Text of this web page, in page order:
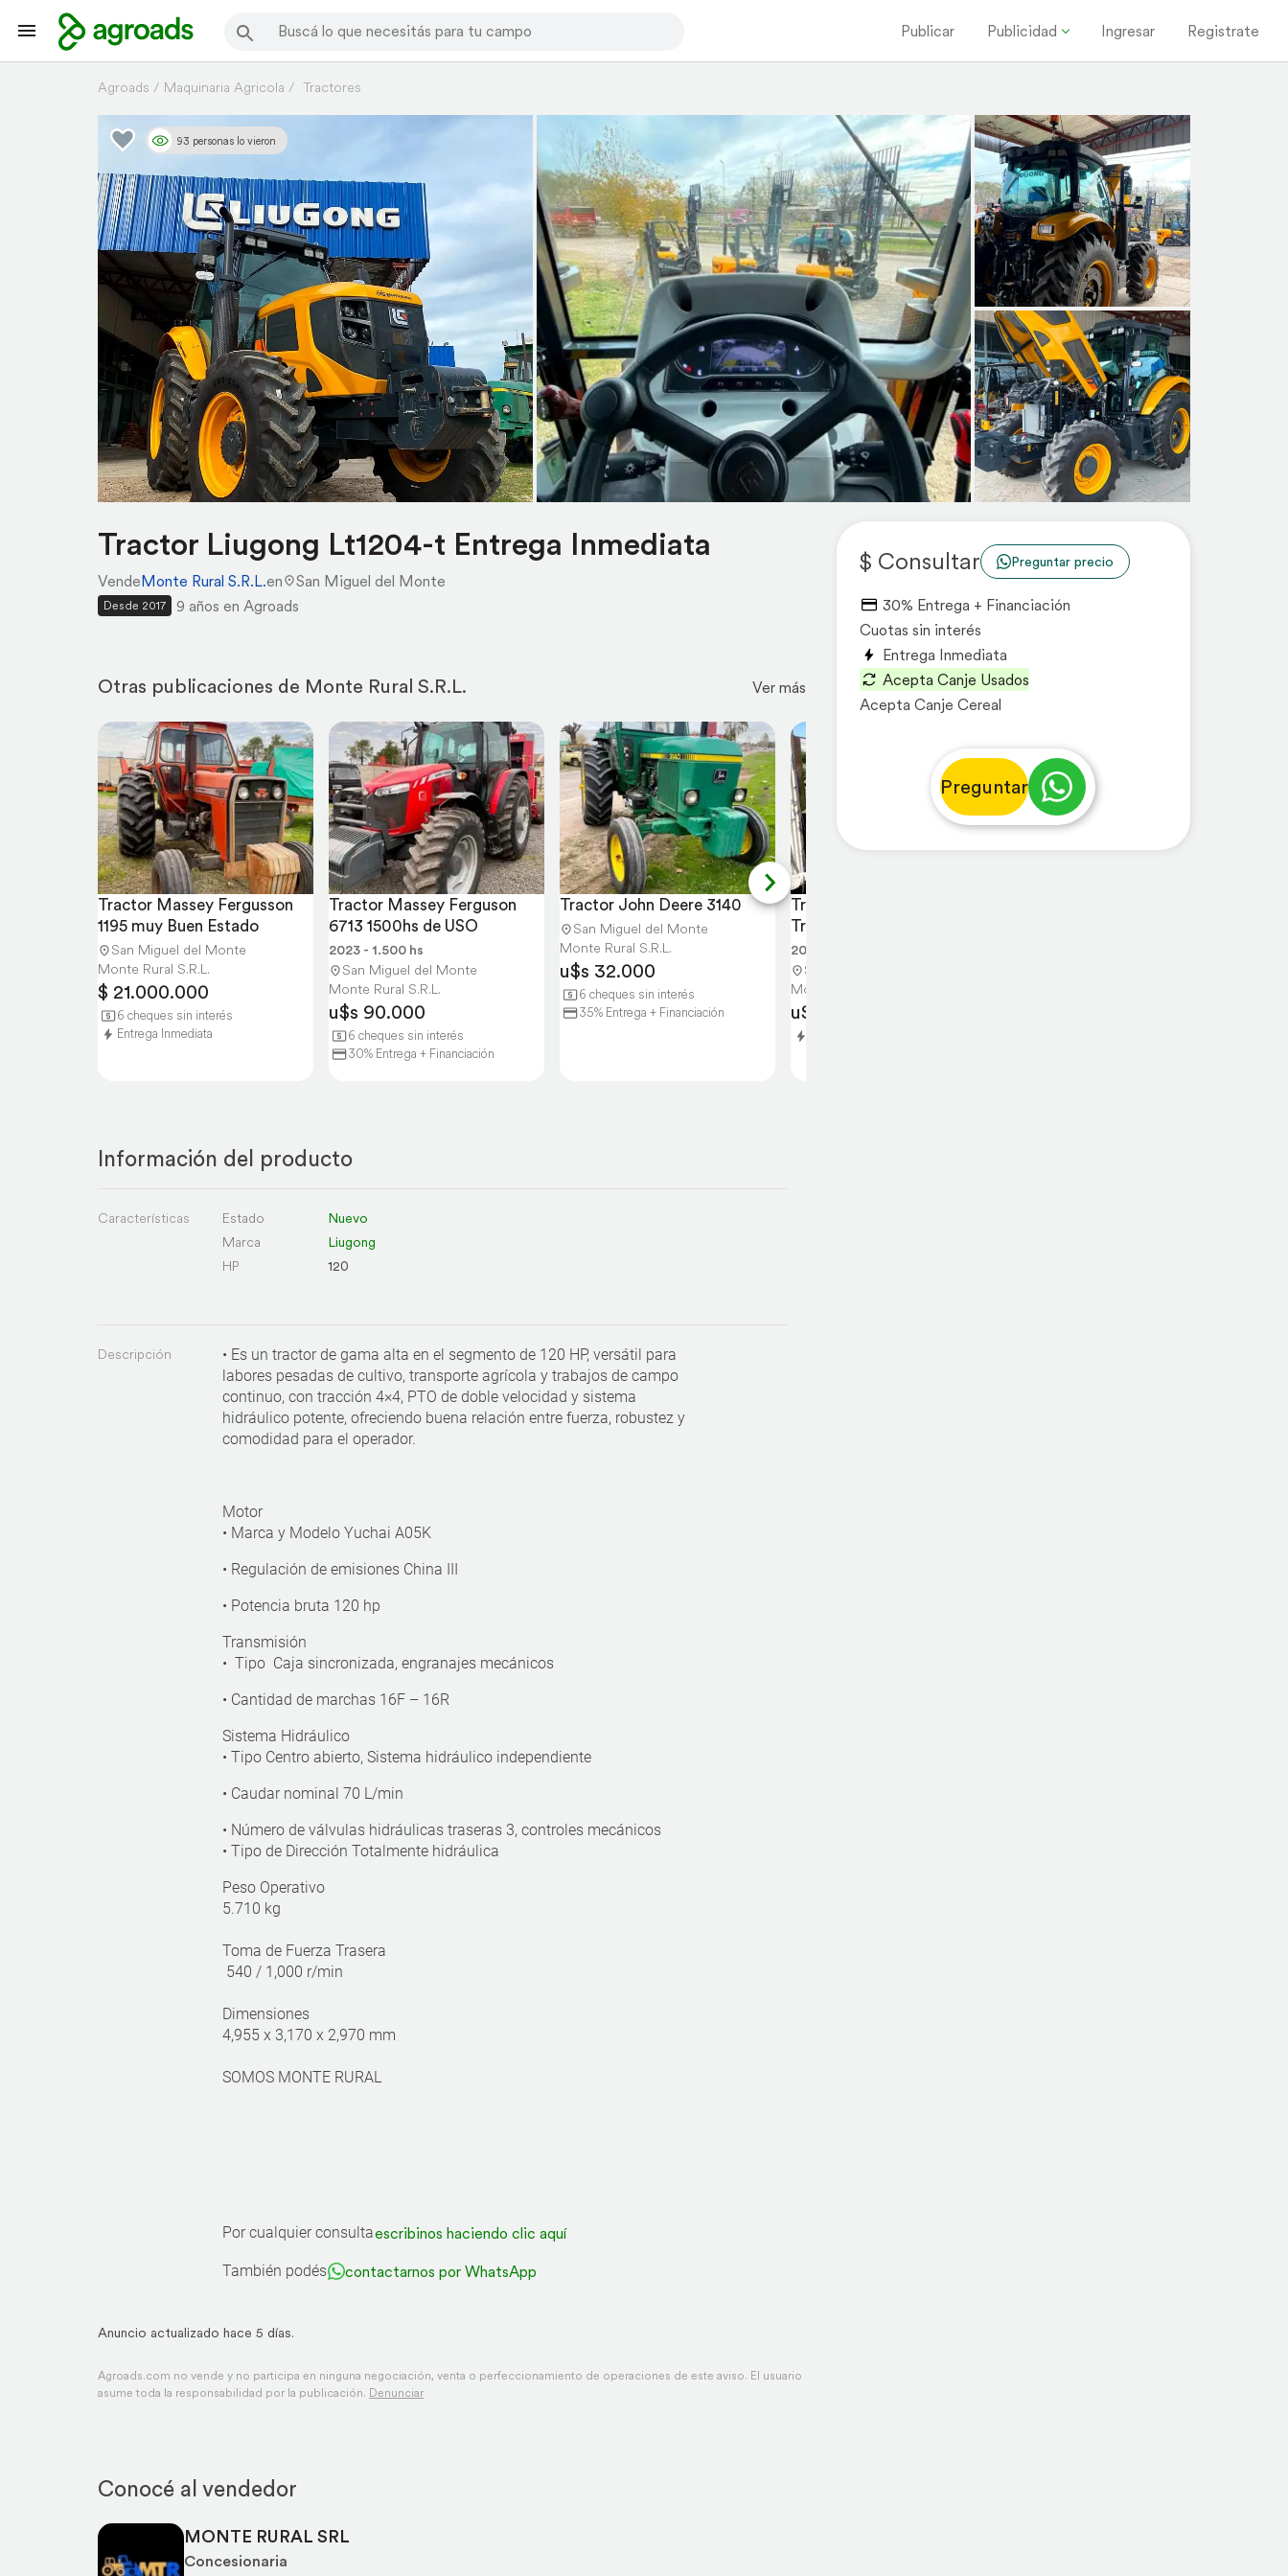
Publicar Publicidad Ingresar Registrate
Agroads Maquinaria Agricola Tractores
93 personas lo vieron
Tractor Liugong Lt1204-t Entrega Inmediata
VendeMonte Rural S.R.L.en San Miguel del Monte
Desde 2017 9 años en Agroads
Otras publicaciones de Monte Rural S.R.L. Ver más
Tractor Massey Fergusson
1195 muy Buen Estado
San Miguel del Monte
Monte Rural S.R.L.
$ 21.000.000
6 cheques sin interés
Entrega Inmediata
Tractor Massey Ferguson
6713 1500hs de USO
2023 - 1.500 hs
San Miguel del Monte
Monte Rural S.R.L.
u$s 90.000
6 cheques sin interés
30% Entrega + Financiación
Tractor John Deere 3140
San Miguel del Monte
Monte Rural S.R.L.
u$s 32.000
6 cheques sin interés
35% Entrega + Financiación
Tractor Valtra BM 100 Usado
Tracción Simple
2005
San Miguel del Monte
Monte Rural S.R.L.
u$s 23.000
Información del producto
Características Estado
Nuevo
Marca
Liugong
HP
120
Descripción
• Es un tractor de gama alta en el segmento de 120 HP, versátil para
labores pesadas de cultivo, transporte agrícola y trabajos de campo
continuo, con tracción 4×4, PTO de doble velocidad y sistema
hidráulico potente, ofreciendo buena relación entre fuerza, robustez y
comodidad para el operador.
Motor
• Marca y Modelo Yuchai A05K
• Regulación de emisiones China III
• Potencia bruta 120 hp
Transmisión
• Tipo Caja sincronizada, engranajes mecánicos
• Cantidad de marchas 16F – 16R
Sistema Hidráulico
• Tipo Centro abierto, Sistema hidráulico independiente
• Caudar nominal 70 L/min
• Número de válvulas hidráulicas traseras 3, controles mecánicos
• Tipo de Dirección Totalmente hidráulica
Peso Operativo
5.710 kg
Toma de Fuerza Trasera
540 / 1,000 r/min
Dimensiones
4,955 x 3,170 x 2,970 mm
SOMOS MONTE RURAL
Por cualquier consultaescribinos haciendo clic aquí
También podés contactarnos por WhatsApp
Anuncio actualizado hace 5 días.
Agroads.com no vende y no participa en ninguna negociación, venta o perfeccionamiento de operaciones de este aviso. El usuario
asume toda la responsabilidad por la publicación. Denunciar
Conocé al vendedor
MONTE RURAL SRL
Concesionaria
$ Consultar Preguntar precio
30% Entrega + Financiación
Cuotas sin interés
Entrega Inmediata
Acepta Canje Usados
Acepta Canje Cereal
Preguntar